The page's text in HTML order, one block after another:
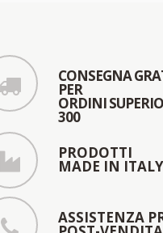
CONSEGNA
PER
ORDINI
300
PRODOTTI
MADE IN ITALY
ASSISTENZA